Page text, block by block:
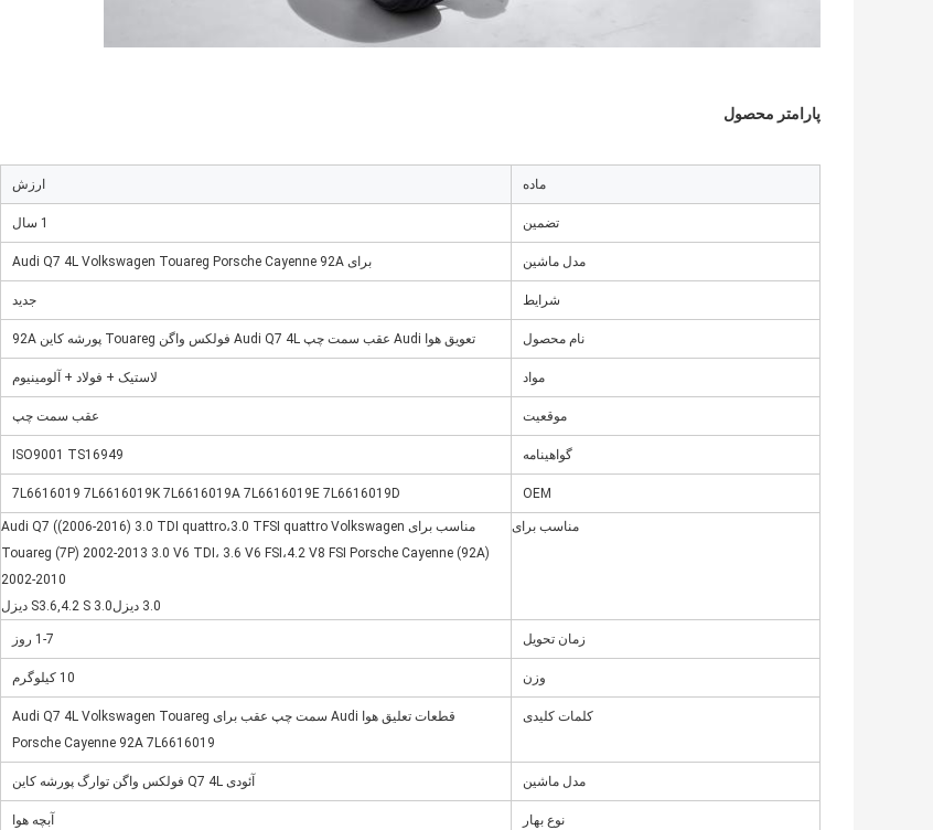
پارامتر محصول
ماده ارزش
تضمین 1 سال
مدل ماشین برای Audi Q7 4L Volkswagen Touareg Porsche Cayenne 92A
شرایط جدید
نام محصول تعویق هوا Audi عقب سمت چپ Audi Q7 4L فولکس واگن Touareg پورشه کاین 92A
مواد لاستیک + فولاد + آلومینیوم
موقعیت عقب سمت چپ
گواهینامه ISO9001 TS16949
OEM
7L6616019 7L6616019K 7L6616019A 7L6616019E 7L6616019D
مناسب برای
مناسب برای Audi Q7 ((2006-2016) 3.0 TDI quattro،3.0 TFSI quattro Volkswagen
Touareg (7P) 2002-2013 3.0 V6 TDI، 3.6 V6 FSI،4.2 V8 FSI Porsche Cayenne (92A)
2002-2010
3.0 دیزل3.0 S3.6,4.2 S دیزل
زمان تحویل 1-7 روز
وزن 10 کیلوگرم
کلمات کلیدی
قطعات تعلیق هوا Audi سمت چپ عقب برای Audi Q7 4L Volkswagen Touareg
Porsche Cayenne 92A 7L6616019
مدل ماشین آئودی Q7 4L فولکس واگن توارگ پورشه کاین
نوع بهار آبچه هوا